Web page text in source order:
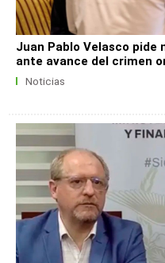
Juan Pablo Velasco
ante avance del crimen
Noticias